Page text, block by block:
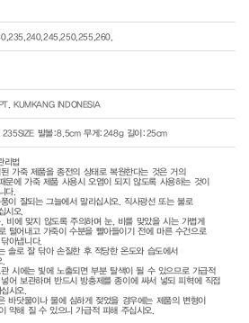
KUMKANG INDONESIA
235SIZE 발볼:8.5cm 무게:248g 길이:25cm
리법
가죽 제품을 종전의 상태로 복원한다는 것은 거의
문에 가죽 제품 사용시 오염이 되지 않도록 사용하는 것이
다.
이 잘되는 그늘에서 말리십시오. 직사광선 또는 불로
시오.
비에 맞지 않도록 주의하며 눈, 비를 맞았을 시는 가볍게
털어내고 가죽이 수분을 빨아들이기 전에 마른 수건으로
아냅니다.
솔로 잘 닦아 손질한 후 적당한 온도와 습도에서
시에는 빛에 노출되면 부분 탈색이 될 수 있으므로 가급적
어 보관하며 반드시 방충제를 종이에 싸서 넣되 피혁에 직접
시오.
바닷물이나 물에 심하게 젖었을 경우에는 제품의 변형이
약해 질 수 있으니 가급적 피해 주십시오.